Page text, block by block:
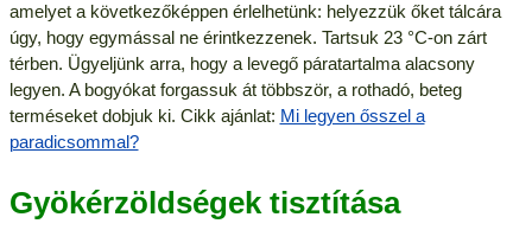
amelyet a következőképpen érlelhetünk: helyezzük őket tálcára
úgy, hogy egymással ne érintkezzenek. Tartsuk 23 °C-on zárt
térben. Ügyeljünk arra, hogy a levegő páratartalma alacsony
legyen. A bogyókat forgassuk át többször, a rothadó, beteg
terméseket dobjuk ki. Cikk ajánlat: Mi legyen ősszel a
paradicsommal?
Gyökérzöldségek tisztítása